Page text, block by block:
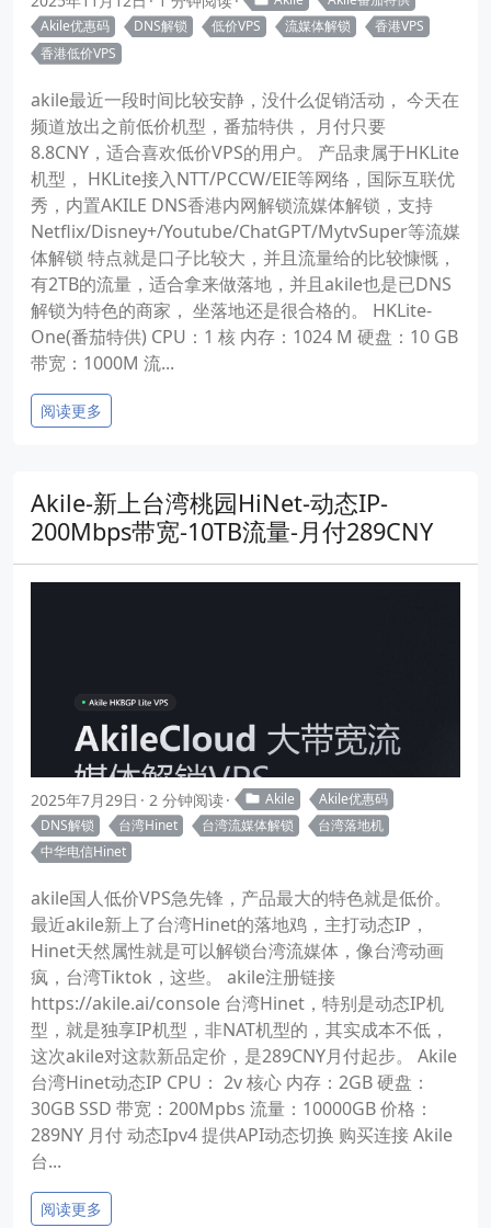
Akile优惠码
DNS解锁 低价VPS 流媒体解锁
香港VPS
香港低价VPS
akile最近一段时间比较安静，没什么促销活动， 今天在
频道放出之前低价机型，番茄特供， 月付只要
8.8CNY，适合喜欢低价VPS的用户。 产品隶属于HKLite
机型， HKLite接入NTT/PCCW/EIE等网络，国际互联优
秀，内置AKILE DNS香港内网解锁流媒体解锁，支持
Netflix/Disney+/Youtube/ChatGPT/MytvSuper等流媒
体解锁 特点就是口子比较大，并且流量给的比较慷慨，
有2TB的流量，适合拿来做落地，并且akile也是已DNS
解锁为特色的商家， 坐落地还是很合格的。 HKLite-
One(番茄特供) CPU：1 核 内存：1024 M 硬盘：10 GB
带宽：1000M 流...
阅读更多
Akile-新上台湾桃园HiNet-动态IP-
200Mbps带宽-10TB流量-月付289CNY
2025年7月29日 2 分钟阅读 Akile
Akile优惠码
DNS解锁
台湾Hinet 台湾流媒体解锁
台湾落地机
中华电信Hinet
akile国人低价VPS急先锋，产品最大的特色就是低价。
最近akile新上了台湾Hinet的落地鸡，主打动态IP，
Hinet天然属性就是可以解锁台湾流媒体，像台湾动画
疯，台湾Tiktok，这些。 akile注册链接
https://akile.ai/console 台湾Hinet，特别是动态IP机
型，就是独享IP机型，非NAT机型的，其实成本不低，
这次akile对这款新品定价，是289CNY月付起步。 Akile
台湾Hinet动态IP CPU： 2v 核心 内存：2GB 硬盘：
30GB SSD 带宽：200Mpbs 流量：10000GB 价格：
289NY 月付 动态Ipv4 提供API动态切换 购买连接 Akile
台...
阅读更多